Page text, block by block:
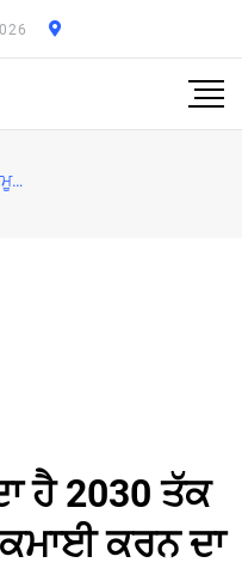
ਸੰਜੇ ਘੋੜਾਵਤ ਸਮੂਹ ਦਾ ਹੈ 2030 ਤੱਕ 15 ਹਜ਼ਾਰ ਕਰੋੜ ਦੀ ਕਮਾਈ ਕਰਨ ਦਾ ਟੀਚਾ
ਹੈ 2030 ਤੱਕ
ਕਰਨ ਦਾ